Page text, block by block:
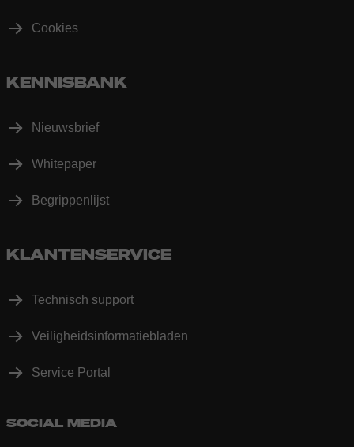
Cookies
KENNISBANK
Nieuwsbrief
Whitepaper
Begrippenlijst
KLANTENSERVICE
Technisch support
Veiligheidsinformatiebladen
Service Portal
SOCIAL MEDIA